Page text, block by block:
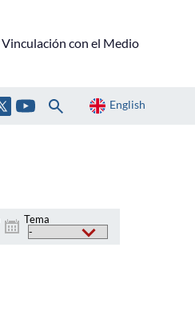
Vinculación con el Medio
English
Tema